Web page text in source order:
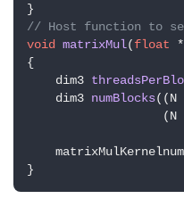
// Host function to
void
matrixMul(float
{
dim3
dim3 numBlocks((N
(N
}